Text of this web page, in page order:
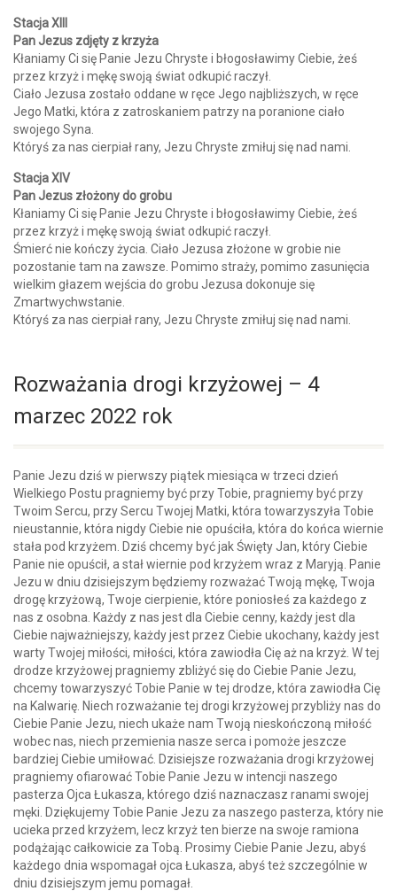
Stacja XIII
Pan Jezus zdjęty z krzyża
Kłaniamy Ci się Panie Jezu Chryste i błogosławimy Ciebie, żeś
przez krzyż i mękę swoją świat odkupić raczył.
Ciało Jezusa zostało oddane w ręce Jego najbliższych, w ręce
Jego Matki, która z zatroskaniem patrzy na poranione ciało
swojego Syna.
Któryś za nas cierpiał rany, Jezu Chryste zmiłuj się nad nami.
Stacja XIV
Pan Jezus złożony do grobu
Kłaniamy Ci się Panie Jezu Chryste i błogosławimy Ciebie, żeś
przez krzyż i mękę swoją świat odkupić raczył.
Śmierć nie kończy życia. Ciało Jezusa złożone w grobie nie
pozostanie tam na zawsze. Pomimo straży, pomimo zasunięcia
wielkim głazem wejścia do grobu Jezusa dokonuje się
Zmartwychwstanie.
Któryś za nas cierpiał rany, Jezu Chryste zmiłuj się nad nami.
Rozważania drogi krzyżowej – 4
marzec 2022 rok
Panie Jezu dziś w pierwszy piątek miesiąca w trzeci dzień
Wielkiego Postu pragniemy być przy Tobie, pragniemy być przy
Twoim Sercu, przy Sercu Twojej Matki, która towarzyszyła Tobie
nieustannie, która nigdy Ciebie nie opuściła, która do końca wiernie
stała pod krzyżem. Dziś chcemy być jak Święty Jan, który Ciebie
Panie nie opuścił, a stał wiernie pod krzyżem wraz z Maryją. Panie
Jezu w dniu dzisiejszym będziemy rozważać Twoją mękę, Twoja
drogę krzyżową, Twoje cierpienie, które poniosłeś za każdego z
nas z osobna. Każdy z nas jest dla Ciebie cenny, każdy jest dla
Ciebie najważniejszy, każdy jest przez Ciebie ukochany, każdy jest
warty Twojej miłości, miłości, która zawiodła Cię aż na krzyż. W tej
drodze krzyżowej pragniemy zbliżyć się do Ciebie Panie Jezu,
chcemy towarzyszyć Tobie Panie w tej drodze, która zawiodła Cię
na Kalwarię. Niech rozważanie tej drogi krzyżowej przybliży nas do
Ciebie Panie Jezu, niech ukaże nam Twoją nieskończoną miłość
wobec nas, niech przemienia nasze serca i pomoże jeszcze
bardziej Ciebie umiłować. Dzisiejsze rozważania drogi krzyżowej
pragniemy ofiarować Tobie Panie Jezu w intencji naszego
pasterza Ojca Łukasza, którego dziś naznaczasz ranami swojej
męki. Dziękujemy Tobie Panie Jezu za naszego pasterza, który nie
ucieka przed krzyżem, lecz krzyż ten bierze na swoje ramiona
podążając całkowicie za Tobą. Prosimy Ciebie Panie Jezu, abyś
każdego dnia wspomagał ojca Łukasza, abyś też szczególnie w
dniu dzisiejszym jemu pomagał.